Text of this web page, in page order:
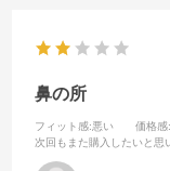
鼻の所
フィット感:悪い 価格感
次回もまた購入したいと思